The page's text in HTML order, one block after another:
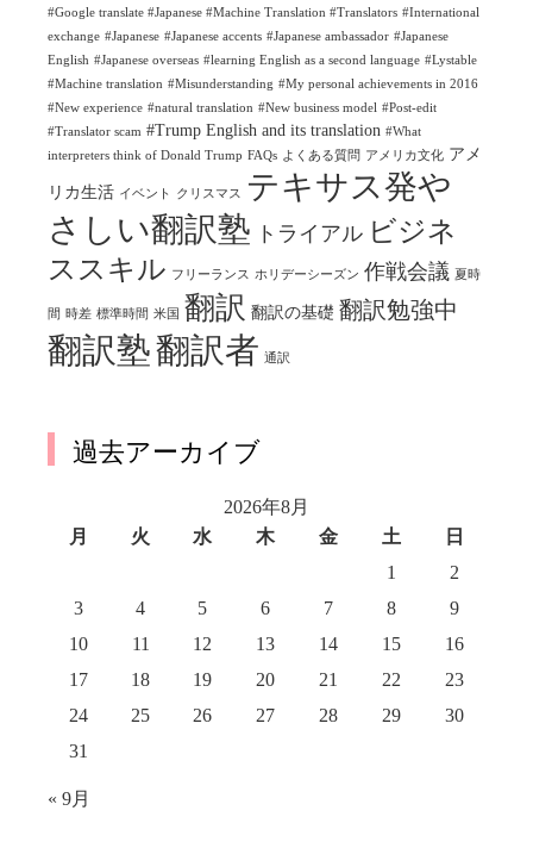
#Google translate #Japanese #Machine Translation #Translators #International
exchange #Japanese #Japanese accents #Japanese ambassador #Japanese
English #Japanese overseas #learning English as a second language #Lystable
#Machine translation #Misunderstanding #My personal achievements in 2016
#New experience #natural translation #New business model #Post-edit
#Translator scam #Trump English and its translation #What
interpreters think of Donald Trump FAQs よくある質問 アメリカ文化 アメ
リカ生活 イベント クリスマス
テキサス発や
さしい翻訳塾 トライアル ビジネ
ススキル フリーランス ホリデーシーズン 作戦会議 夏時
間 時差 標準時間 米国 翻訳 翻訳の基礎 翻訳勉強中
翻訳塾翻訳者 通訳
過去アーカイブ
2026年8月
月
火 水 木 金 土
日
1
2
3
4 5 6 7 8
9
10
11 12 13 14 15
16
17
18 19 20 21 22
23
24
25 26 27 28 29
30
31
« 9月